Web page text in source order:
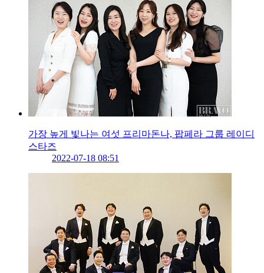
가장 높게 빛나는 여섯 프리마돈나, 팝페라 그룹 레이디
스타즈
2022-07-18 08:51